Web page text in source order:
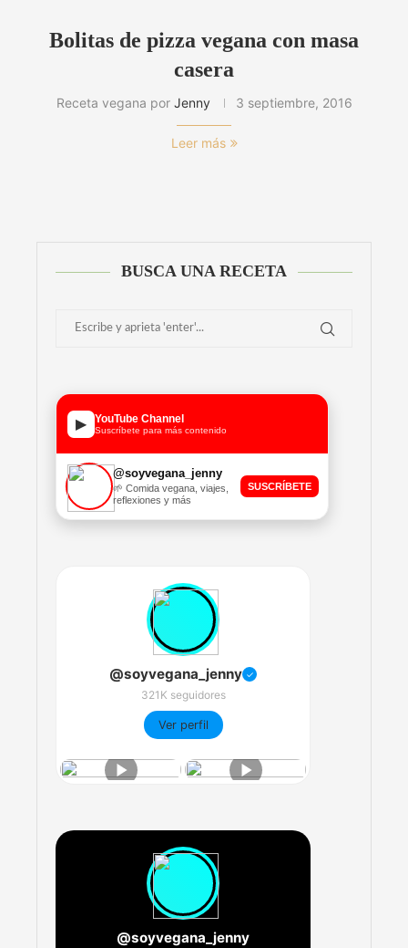
Bolitas de pizza vegana con masa
casera
Receta vegana por Jenny 3 septiembre, 2016
Leer más
BUSCA UNA RECETA
▶ YouTube Channel
Suscríbete para más contenido
@soyvegana_jenny
🌱 Comida vegana, viajes,
reflexiones y más
SUSCRÍBETE
@soyvegana_jenny ✓
321K seguidores
Ver perfil
@soyvegana_jenny